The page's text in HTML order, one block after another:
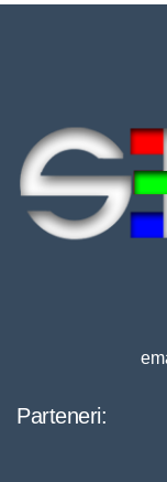
Parteneri: